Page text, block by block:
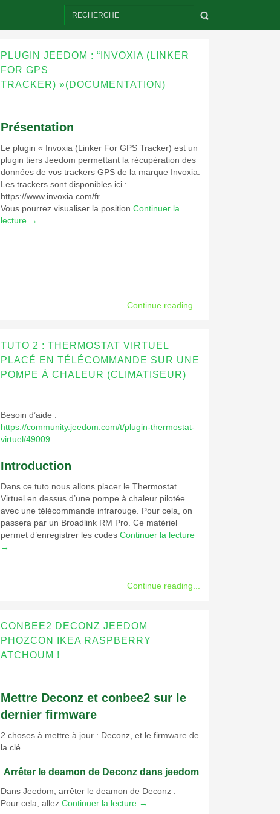
PLUGIN JEEDOM : “INVOXIA (LINKER
FOR GPS
TRACKER) »(DOCUMENTATION)
Présentation
Le plugin « Invoxia (Linker For GPS Tracker) est un
plugin tiers Jeedom permettant la récupération des
données de vos trackers GPS de la marque Invoxia.
Les trackers sont disponibles ici :
https://www.invoxia.com/fr.
Vous pourrez visualiser la position Continuer la
lecture →
Continue reading...
TUTO 2 : THERMOSTAT VIRTUEL
PLACÉ EN TÉLÉCOMMANDE SUR UNE
POMPE À CHALEUR (CLIMATISEUR)
Besoin d’aide :
https://community.jeedom.com/t/plugin-thermostat-
virtuel/49009
Introduction
Dans ce tuto nous allons placer le Thermostat
Virtuel en dessus d’une pompe à chaleur pilotée
avec une télécommande infrarouge. Pour cela, on
passera par un Broadlink RM Pro. Ce matériel
permet d’enregistrer les codes Continuer la lecture
→
Continue reading...
CONBEE2 DECONZ JEEDOM
PHOZCON IKEA RASPBERRY
ATCHOUM !
Mettre Deconz et conbee2 sur le
dernier firmware
2 choses à mettre à jour : Deconz, et le firmware de
la clé.
Arrêter le deamon de Deconz dans jeedom
Dans Jeedom, arrêter le deamon de Deconz :
Pour cela, allez Continuer la lecture →